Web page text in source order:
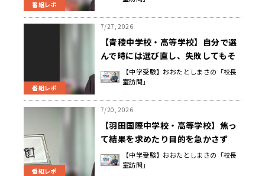
番組レポ
番組レポ
7/27, 2026
【青稜中学校・高等学校】自分で選
んで時には選び直し、失敗してもそ
こから挑戦して、誰かの役に立つ機
会を積み重ねていく 青田 泰明 校長
【中学受験】おおたとしまさの「校長
室訪問」
番組レポ
7/20, 2026
【羽田国際中学校・高等学校】焦っ
て結果を求めたり目的を急かさず
に、豊かな出会いを与えることが、
学びの地図を広げていく 簡野 裕一
【中学受験】おおたとしまさの「校長
室訪問」